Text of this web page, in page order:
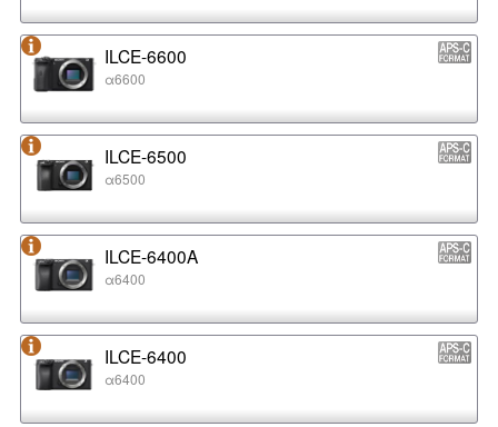
ILCE-6600
α6600
ILCE-6500
α6500
ILCE-6400A
α6400
ILCE-6400
α6400